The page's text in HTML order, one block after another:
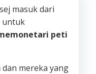
masuk dari
untuk
peti
dan mereka yang